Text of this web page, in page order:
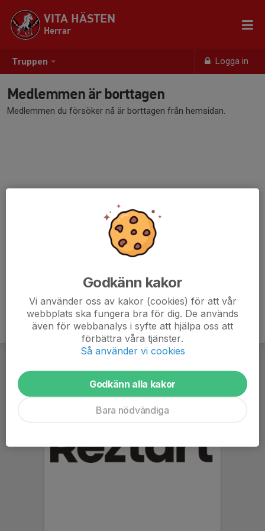
Truppen Logga in
VITA HÄSTEN
Herrar
Medlemmen är borttagen
Medlemmen du försöker nå är borttagen från hemsidan.
Godkänn kakor
Vi använder oss av kakor (cookies) för att vår
webbplats ska fungera bra för dig. De används
även för webbanalys i syfte att hjälpa oss att
förbättra våra tjänster.
Så använder vi cookies
Godkänn alla kakor
Bara nödvändiga